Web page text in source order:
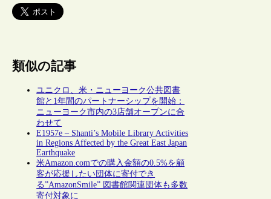
類似の記事
ユニクロ、米・ニューヨーク公共図書
館と1年間のパートナーシップを開始：
ニューヨーク市内の3店舗オープンに合
わせて
E1957e – Shanti’s Mobile Library Activities
in Regions Affected by the Great East Japan
Earthquake
米Amazon.comでの購入金額の0.5%を顧
客が応援したい団体に寄付でき
る”AmazonSmile” 図書館関連団体も多数
寄付対象に